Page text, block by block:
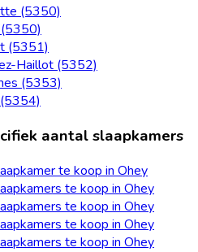
(5350)
(5351)
Haillot (5352)
(5353)
aantal slaapkamers
te koop in Ohey
te koop in Ohey
te koop in Ohey
te koop in Ohey
te koop in Ohey